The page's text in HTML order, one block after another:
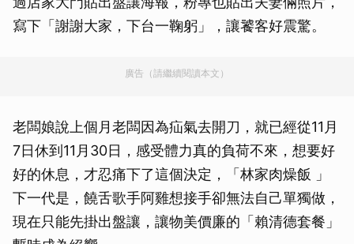
寫下「謝謝大家，下台一鞠躬」，讓饕客好震驚。
廣告（請繼續閱讀本文）
老闆娘說上個月老闆因為疝氣去開刀，就已經從11月
7日休到11月30日，感受體力真的負荷不來，想要好
好的休息，才忍痛下了這個決定，「林家肉燥飯 」
下一代是，饒舌歌手阿雞想接手卻無法自己單獨做，
現在只能先掛出盤讓，讓物美價廉的「賴清德套餐」